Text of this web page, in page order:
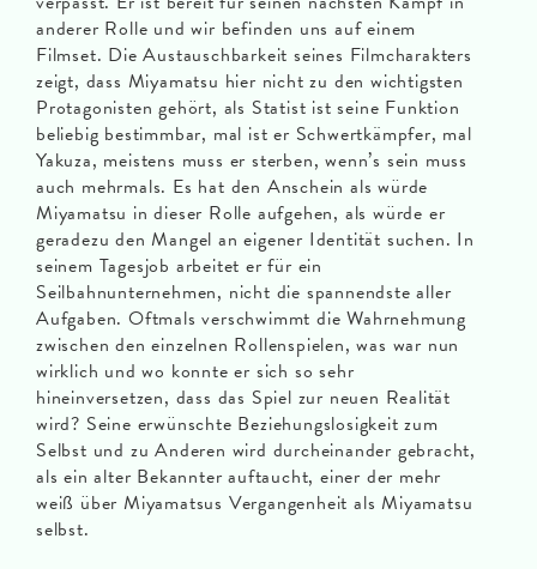
anderer Rolle und wir befinden uns auf einem
Filmset. Die Austauschbarkeit seines Filmcharakters
zeigt, dass Miyamatsu hier nicht zu den wichtigsten
Protagonisten gehört, als Statist ist seine Funktion
beliebig bestimmbar, mal ist er Schwertkämpfer, mal
Yakuza, meistens muss er sterben, wenn’s sein muss
auch mehrmals. Es hat den Anschein als würde
Miyamatsu in dieser Rolle aufgehen, als würde er
geradezu den Mangel an eigener Identität suchen. In
seinem Tagesjob arbeitet er für ein
Seilbahnunternehmen, nicht die spannendste aller
Aufgaben. Oftmals verschwimmt die Wahrnehmung
zwischen den einzelnen Rollenspielen, was war nun
wirklich und wo konnte er sich so sehr
hineinversetzen, dass das Spiel zur neuen Realität
wird? Seine erwünschte Beziehungslosigkeit zum
Selbst und zu Anderen wird durcheinander gebracht,
als ein alter Bekannter auftaucht, einer der mehr
weiß über Miyamatsus Vergangenheit als Miyamatsu
selbst.